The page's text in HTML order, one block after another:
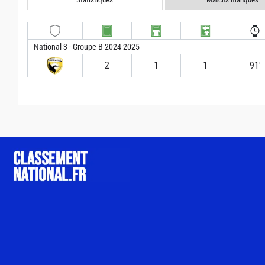
National 3 - Groupe B 2024-2025
2 1 1 91′